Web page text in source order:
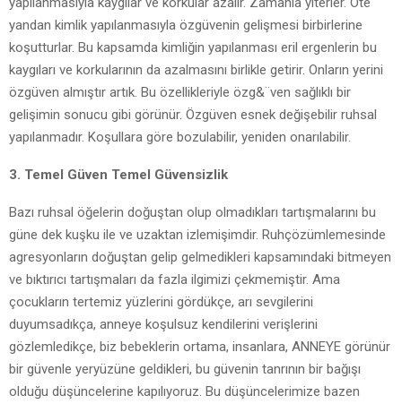
yandan kimlik yapılanmasıyla özgüvenin gelişmesi birbirlerine
koşutturlar. Bu kapsamda kimliğin yapılanması eril ergenlerin bu
kaygıları ve korkularının da azalmasını birlikle getirir. Onların yerini
özgüven almıştır artık. Bu özellikleriyle özg&¨ven sağlıklı bir
gelişimin sonucu gibi görünür. Özgüven esnek değişebilir ruhsal
yapılanmadır. Koşullara göre bozulabilir, yeniden onarılabilir.
3. Temel Güven Temel Güvensizlik
Bazı ruhsal öğelerin doğuştan olup olmadıkları tartışmalarını bu
güne dek kuşku ile ve uzaktan izlemişimdir. Ruhçözümlemesinde
agresyonların doğuştan gelip gelmedikleri kapsamındaki bitmeyen
ve bıktırıcı tartışmaları da fazla ilgimizi çekmemiştir. Ama
çocukların tertemiz yüzlerini gördükçe, arı sevgilerini
duyumsadıkça, anneye koşulsuz kendilerini verişlerini
gözlemledikçe, biz bebeklerin ortama, insanlara, ANNEYE görünür
bir güvenle yeryüzüne geldikleri, bu güvenin tanrının bir bağışı
olduğu düşüncelerine kapılıyoruz. Bu düşüncelerimize bazen